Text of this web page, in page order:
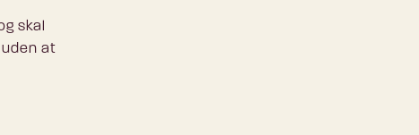
skal
at